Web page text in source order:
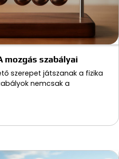
mozgás szabályai
szerepet játszanak a fizika
nemcsak a